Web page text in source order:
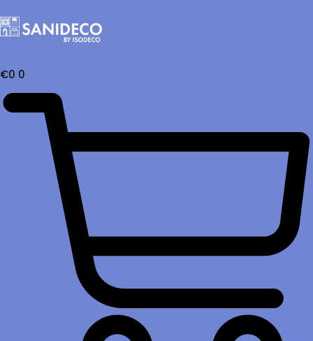
€0 0